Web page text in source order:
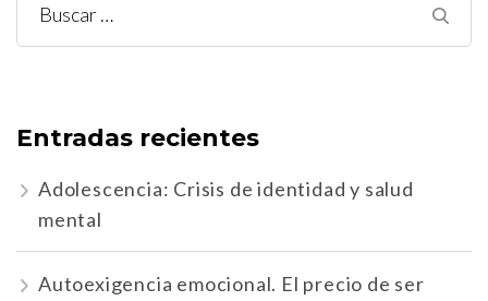
Buscar:
Entradas recientes
Adolescencia: Crisis de identidad y salud
mental
Autoexigencia emocional. El precio de ser